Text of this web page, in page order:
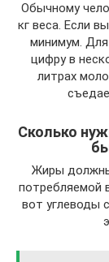
Обычному
кг веса. Если
минимум.
цифру в
литрах
Сколько
Жиры должны
потребляемой
вот углеводы